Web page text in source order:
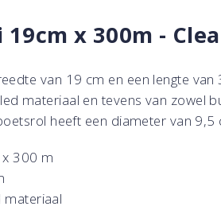
x 300m -
van 19 cm en een lengte van
materiaal en tevens van zowel
heeft een diameter van 9,5
300 m
materiaal